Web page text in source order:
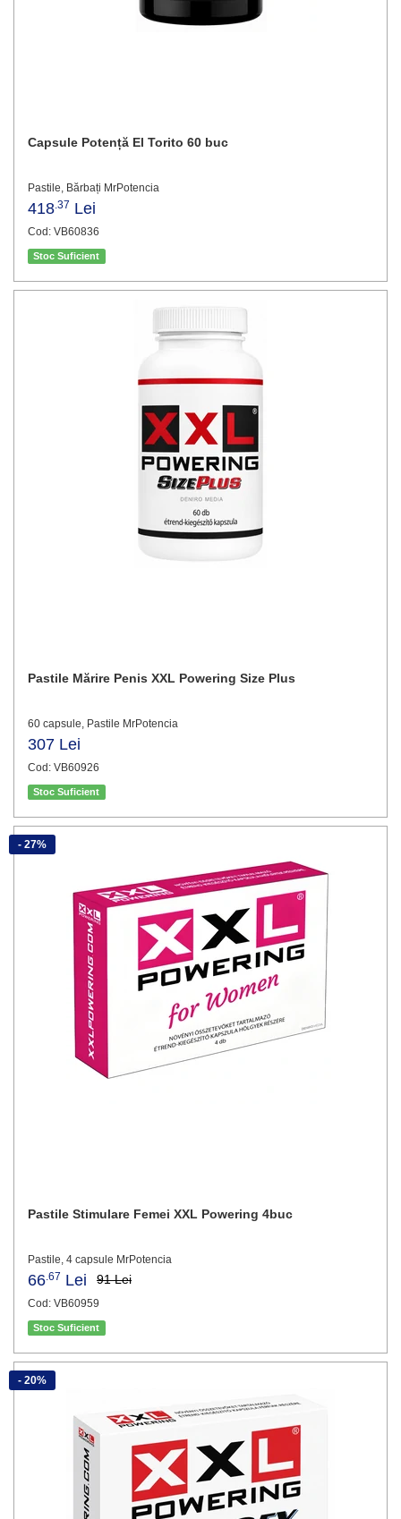
Capsule Potență El Torito 60 buc
Pastile, Bărbați MrPotencia
418 .37 Lei
Cod: VB60836
Stoc Suficient
Pastile Mărire Penis XXL Powering Size Plus
60 capsule, Pastile MrPotencia
307 Lei
Cod: VB60926
Stoc Suficient
Pastile Stimulare Femei XXL Powering 4buc
Pastile, 4 capsule MrPotencia
66 .67 Lei 91 Lei
Cod: VB60959
Stoc Suficient
- 27%
- 20%